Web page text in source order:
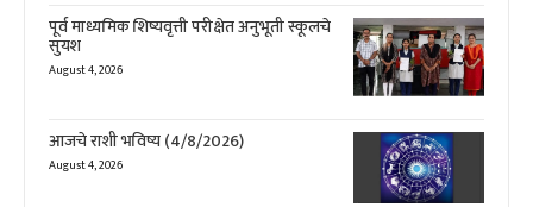
पूर्व माध्यमिक शिष्यवृत्ती परीक्षेत अनुभूती स्कूलचे
सुयश
August 4, 2026
आजचे राशी भविष्य (4/8/2026)
August 4, 2026